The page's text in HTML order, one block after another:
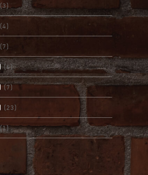
(4)
(7)
(6)
(7)
(23)